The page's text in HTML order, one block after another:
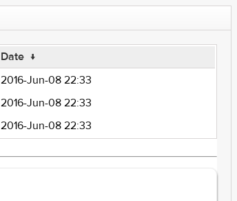
Date ↓
2016-Jun-08 22:33
2016-Jun-08 22:33
2016-Jun-08 22:33